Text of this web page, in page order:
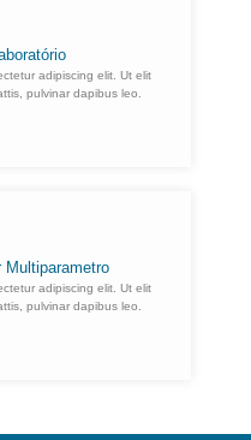
adipiscing elit. Ut elit
pulvinar dapibus leo.
Multiparametro
adipiscing elit. Ut elit
pulvinar dapibus leo.